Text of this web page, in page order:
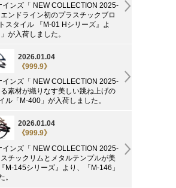
ンズ「 NEW COLLECTION 2025-
ンドライン初のプラスチックブロ
スタイル 『M-01 Hシリーズ』よ
が入荷しました。
2026.01.04
《999.9》
ンズ「 NEW COLLECTION 2025-
素材が織りなす美しい跳ね上げの
ル「M-400」が入荷しました。
2026.01.04
《999.9》
ンズ「 NEW COLLECTION 2025-
チックリムとメタルテンプルが美
M-145シリーズ』より、「M-146」
。